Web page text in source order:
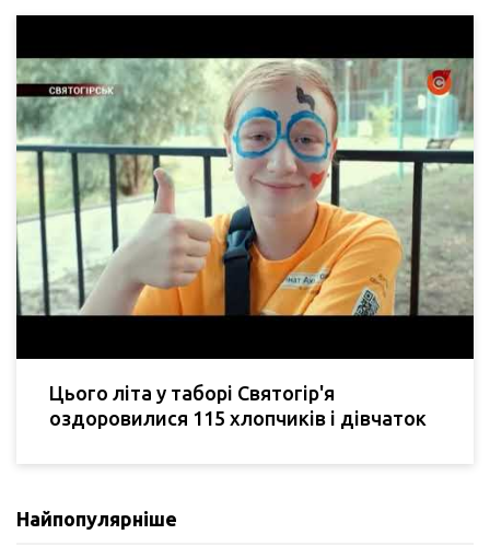
Цього літа у таборі Святогір'я
оздоровилися 115 хлопчиків і дівчаток
Найпопулярніше